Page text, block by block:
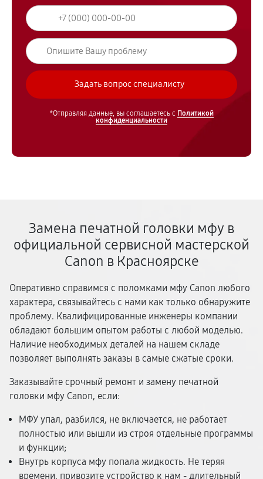
*Отправляя данные, вы соглашаетесь с Политикой
конфиденциальности
Замена печатной головки мфу в
официальной сервисной мастерской
Canon в Красноярске
Оперативно справимся с поломками мфу Canon любого
характера, связывайтесь с нами как только обнаружите
проблему. Квалифицированные инженеры компании
обладают большим опытом работы с любой моделью.
Наличие необходимых деталей на нашем складе
позволяет выполнять заказы в самые сжатые сроки.
Заказывайте срочный ремонт и замену печатной
головки мфу Canon, если:
МФУ упал, разбился, не включается, не работает
полностью или вышли из строя отдельные программы
и функции;
Внутрь корпуса мфу попала жидкость. Не теряя
времени, привозите устройство к нам - длительный